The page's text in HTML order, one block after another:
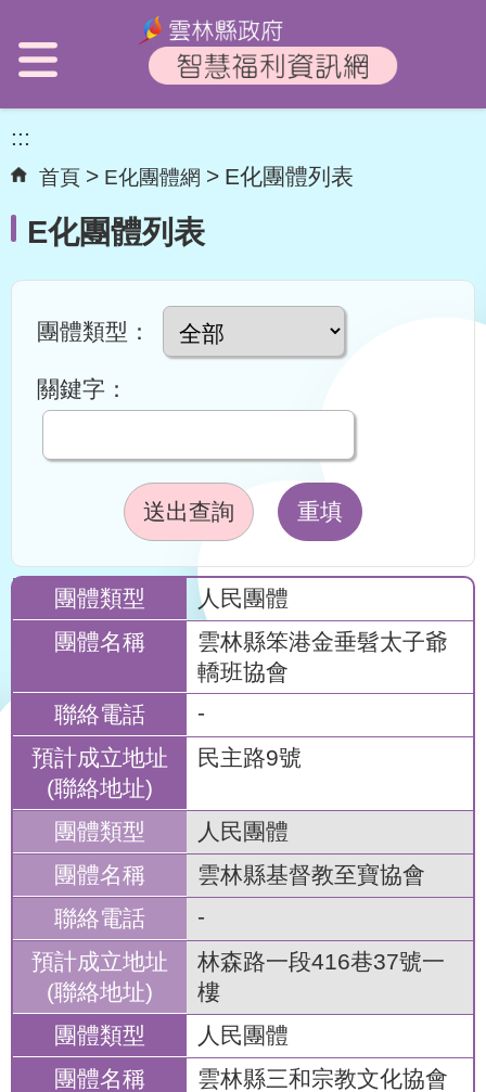
:::
首頁 E化團體網 E化團體列表
E化團體列表
團體類型：
關鍵字：
送出查詢 重填
人民團體
雲林縣笨港金垂髫太子爺
轎班協會
-
民主路9號
人民團體
雲林縣基督教至寶協會
-
林森路一段416巷37號一
樓
人民團體
雲林縣三和宗教文化協會